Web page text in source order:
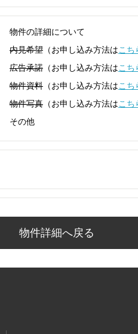
物件の詳細について
内見希望 （お申し込み方法はこち
広告承諾 （お申し込み方法はこち
物件資料 （お申し込み方法はこち
物件写真 （お申し込み方法はこち
その他
物件詳細へ戻る